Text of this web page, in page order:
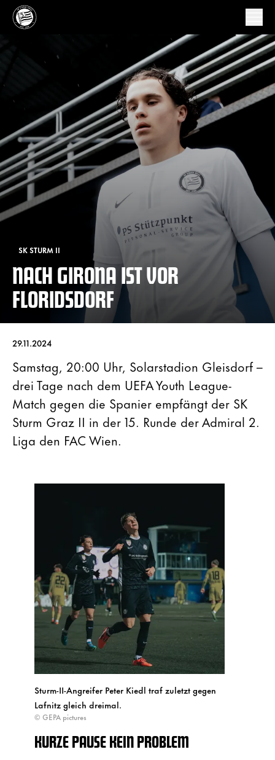
SK STURM II
NACH GIRONA IST VOR
FLORIDSDORF
29.11.2024
Samstag, 20:00 Uhr, Solarstadion Gleisdorf –
drei Tage nach dem UEFA Youth League-
Match gegen die Spanier empfängt der SK
Sturm Graz II in der 15. Runde der Admiral 2.
Liga den FAC Wien.
Sturm-II-Angreifer Peter Kiedl traf zuletzt gegen
Lafnitz gleich dreimal.
© GEPA pictures
KURZE PAUSE KEIN PROBLEM